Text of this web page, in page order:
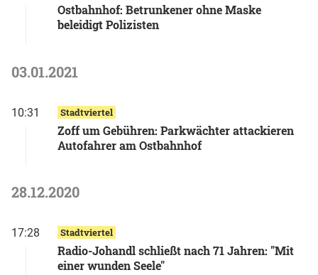
Ostbahnhof: Betrunkener ohne Maske
beleidigt Polizisten
03.01.2021
10:31 Stadtviertel
Zoff um Gebühren: Parkwächter attackieren
Autofahrer am Ostbahnhof
28.12.2020
17:28 Stadtviertel
Radio-Johandl schließt nach 71 Jahren: "Mit
einer wunden Seele"